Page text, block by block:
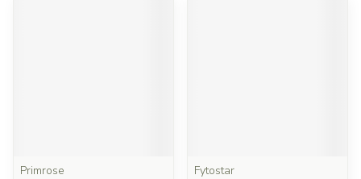
Primrose
Fytostar